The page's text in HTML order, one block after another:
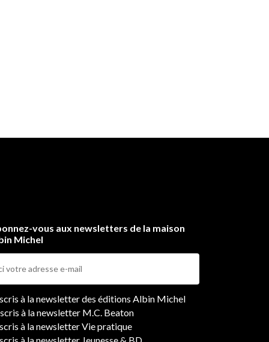
vous aux newsletters de la maison
Michel
à la newsletter des éditions Albin Michel
à la newsletter M.C. Beaton
à la newsletter Vie pratique